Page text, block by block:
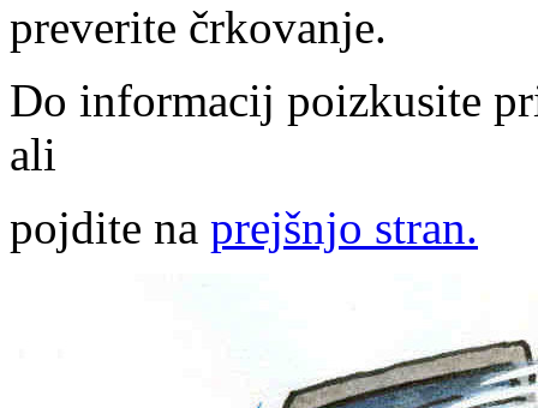
preverite črkovanje.
Do informacij poizkusite
ali
pojdite na prejšnjo stran.